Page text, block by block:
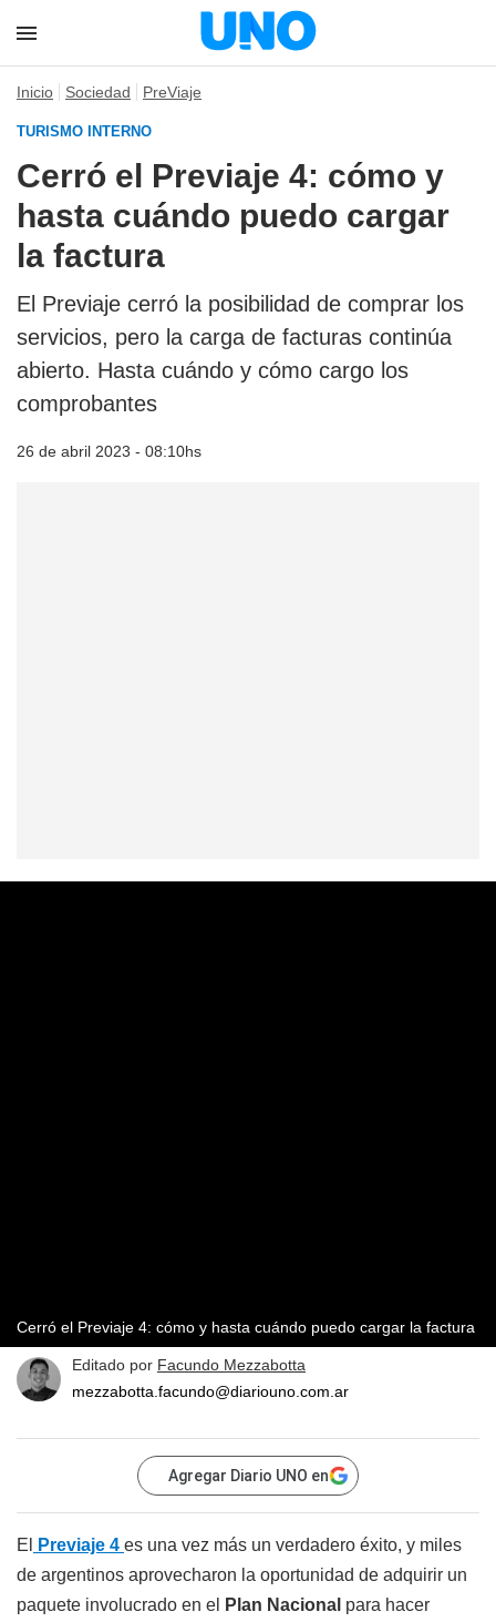
Inicio Sociedad PreViaje
TURISMO INTERNO
Cerró el Previaje 4: cómo y
hasta cuándo puedo cargar
la factura
El Previaje cerró la posibilidad de comprar los
servicios, pero la carga de facturas continúa
abierto. Hasta cuándo y cómo cargo los
comprobantes
26 de abril 2023 - 08:10hs
Cerró el Previaje 4: cómo y hasta cuándo puedo cargar la factura
Editado por Facundo Mezzabotta
mezzabotta.facundo@diariouno.com.ar
Agregar Diario UNO en
El Previaje 4 es una vez más un verdadero éxito, y miles
de argentinos aprovecharon la oportunidad de adquirir un
paquete involucrado en el
Plan Nacional para hacer